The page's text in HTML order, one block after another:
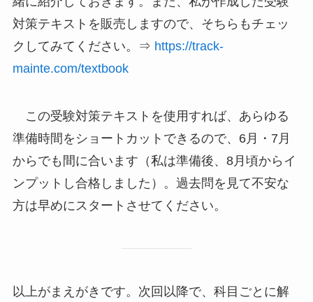
対策テキストを販売しますので、そちらもチェッ
クしてみてください。⇒ https://track-
mainte.com/textbook
この受験対策テキストを使用すれば、あらゆる
準備時間をショートカットできるので、6月・7月
からでも間に合います （私は準備後、8月頃からイ
ンプットし合格しました） 。過去問を見て不安な
方は早めにスタートさせてください。
以上がまえがきです。次回以降で、科目ごとに解